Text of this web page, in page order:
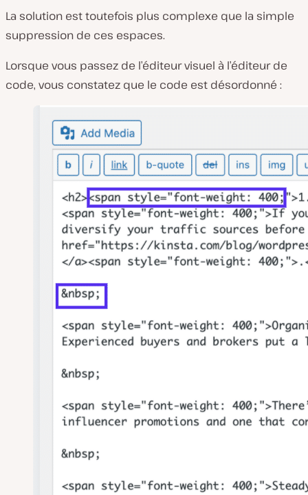
La solution est toutefois plus complexe que la simple
suppression de ces espaces.
Lorsque vous passez de l’éditeur visuel à l’éditeur de
code, vous constatez que le code est désordonné :